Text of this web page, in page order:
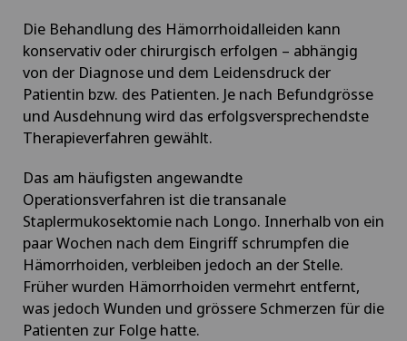
Die Behandlung des Hämorrhoidalleiden kann
konservativ oder chirurgisch erfolgen – abhängig
von der Diagnose und dem Leidensdruck der
Patientin bzw. des Patienten. Je nach Befundgrösse
und Ausdehnung wird das erfolgsversprechendste
Therapieverfahren gewählt.
Das am häufigsten angewandte
Operationsverfahren ist die transanale
Staplermukosektomie nach Longo. Innerhalb von ein
paar Wochen nach dem Eingriff schrumpfen die
Hämorrhoiden, verbleiben jedoch an der Stelle.
Früher wurden Hämorrhoiden vermehrt entfernt,
was jedoch Wunden und grössere Schmerzen für die
Patienten zur Folge hatte.